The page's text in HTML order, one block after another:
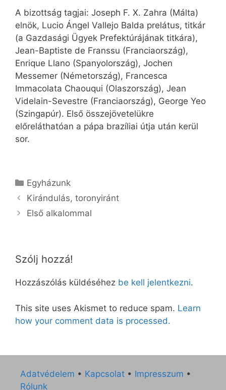
A bizottság tagjai: Joseph F. X. Zahra (Málta)
elnök, Lucio Ángel Vallejo Balda prelátus, titkár
(a Gazdasági Ügyek Prefektúrájának titkára),
Jean-Baptiste de Franssu (Franciaország),
Enrique Llano (Spanyolország), Jochen
Messemer (Németország), Francesca
Immacolata Chaouqui (Olaszország), Jean
Videlain-Sevestre (Franciaország), George Yeo
(Szingapúr). Első összejövetelükre
előreláthatóan a pápa brazíliai útja után kerül
sor.
Kategória
Egyházunk
Kirándulás, toronyiránt
Első alkalommal
Szólj hozzá!
Hozzászólás küldéséhez be kell jelentkezni.
This site uses Akismet to reduce spam. Learn
how your comment data is processed.
Adatvédelem • Kapcsolat • Impresszum •
Rólunk